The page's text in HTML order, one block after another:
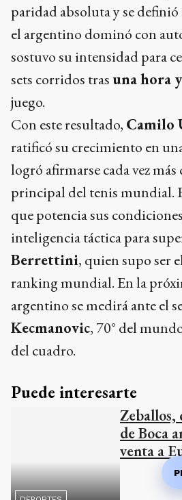
paridad absoluta y se
el argentino dominó con
sostuvo su intensidad para
sets corridos trasuna hora
juego.
Con este resultado, Camilo
ratificó su crecimiento en
logró afirmarse cada vez
principal del tenis mundial.
que potencia sus
inteligencia táctica para
Berrettini, quien supo ser
ranking mundial. En la
argentino se medirá ante el
Kecmanovic, 70° del
del cuadro.
Puede interesarte
Zeballos,
de Boca
venta a